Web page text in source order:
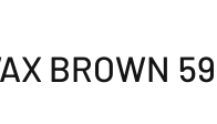
BROWN 59